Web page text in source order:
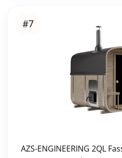
#7
AZS-ENGINEERING 2QL